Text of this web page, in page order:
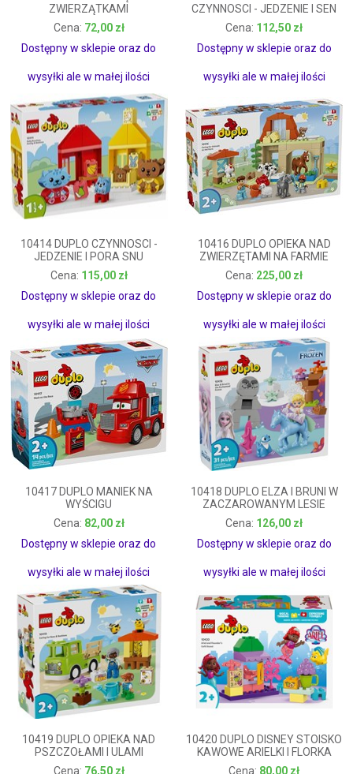
ZWIERZĄTKAMI
72,00 zł
Dostępny w sklepie oraz do
wysyłki ale w małej ilości
72,00 zł
CZYNNOSCI - JEDZENIE I SEN
112,50 zł
Dostępny w sklepie oraz do
wysyłki ale w małej ilości
112,50 zł
10414 DUPLO CZYNNOSCI -
JEDZENIE I PORA SNU
115,00 zł
Dostępny w sklepie oraz do
wysyłki ale w małej ilości
115,00 zł
10416 DUPLO OPIEKA NAD
ZWIERZĘTAMI NA FARMIE
225,00 zł
Dostępny w sklepie oraz do
wysyłki ale w małej ilości
225,00 zł
10417 DUPLO MANIEK NA
WYŚCIGU
82,00 zł
Dostępny w sklepie oraz do
wysyłki ale w małej ilości
82,00 zł
10418 DUPLO ELZA I BRUNI W
ZACZAROWANYM LESIE
126,00 zł
Dostępny w sklepie oraz do
wysyłki ale w małej ilości
126,00 zł
10419 DUPLO OPIEKA NAD
PSZCZOŁAMI I ULAMI
76,50 zł
10420 DUPLO DISNEY STOISKO
KAWOWE ARIELKI I FLORKA
80,00 zł